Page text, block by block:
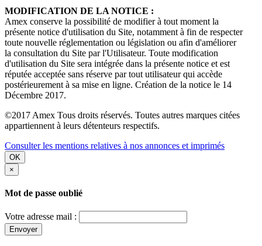
MODIFICATION DE LA NOTICE :
Amex conserve la possibilité de modifier à tout moment la
présente notice d'utilisation du Site, notamment à fin de respecter
toute nouvelle réglementation ou législation ou afin d'améliorer
la consultation du Site par l'Utilisateur. Toute modification
d'utilisation du Site sera intégrée dans la présente notice et est
réputée acceptée sans réserve par tout utilisateur qui accède
postérieurement à sa mise en ligne. Création de la notice le 14
Décembre 2017.
©2017 Amex Tous droits réservés. Toutes autres marques citées
appartiennent à leurs détenteurs respectifs.
Consulter les mentions relatives à nos annonces et imprimés
OK
×
Mot de passe oublié
Votre adresse mail :
Envoyer